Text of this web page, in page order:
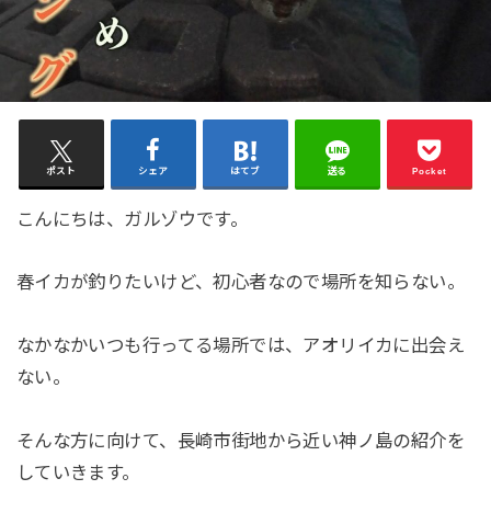
ポスト シェア はてブ 送る Pocket
こんにちは、ガルゾウです。
春イカが釣りたいけど、初心者なので場所を知らない。
なかなかいつも行ってる場所では、アオリイカに出会え
ない。
そんな方に向けて、長崎市街地から近い神ノ島の紹介を
していきます。